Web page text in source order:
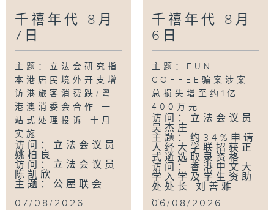
千禧年代 8月
7日
主题：立法会研究指
本港居民境外开支增
访港旅客消费跌/粤
港澳消委会合作 一
站式处理投诉 十月
实施
访问：立法会议员
姚柏良
访问：立法会议员
陈凯欣
主题：公屋联会...
07/08/2026
千禧年代 8月
6日
主题：FUN
COFFEE骗案涉案
总损失增至约1亿
400万元
访问：立法会议员
吴杰庄
主题：约34%申请
人经大学联招获正
式遴选取录资格
访问：香港中文大
学入学及学生资助
处处长 刘善雅
...
06/08/2026